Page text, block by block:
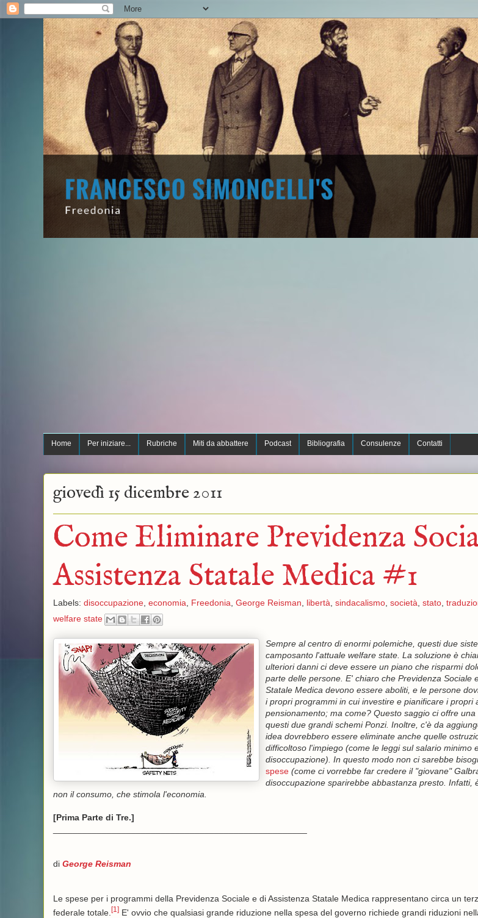
Home Per iniziare... Rubriche Miti da abbattere Podcast Bibliografia Consulenze Contatti
giovedì 15 dicembre 2011
Come Eliminare Previdenza
Assistenza Statale Medica #1
Labels: disoccupazione, economia Freedonia George Reisman libertà sindacalismo, società stato,
welfare state
Sempre al centro di enormi polemiche, questi due
camposanto l'attuale welfare state. La soluzione è
ulteriori danni ci deve essere un piano che risparmi
parte delle persone. E' chiaro che Previdenza Sociale
Statale Medica devono essere aboliti, e le persone
i propri programmi in cui investire e pianificare i propri
pensionamento; ma come? Questo saggio ci offre una
questi due grandi schemi Ponzi. Inoltre, c'è da
idea dovrebbero essere eliminate anche quelle
difficoltoso l'impiego (come le leggi sul salario minimo
disoccupazione). In questo modo non ci sarebbe
spese (come ci vorrebbe far credere il "giovane"
disoccupazione sparirebbe abbastanza presto. Infatti,
non il consumo, che stimola l'economia.
[Prima Parte di Tre.]
di George Reisman
Le spese per i programmi della Previdenza Sociale e di Assistenza Statale Medica rappresentano circa un
federale totale. [1]E' ovvio che qualsiasi grande riduzione nella spesa del governo richiede grandi riduzioni